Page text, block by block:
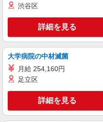
歓迎 ・認知
者研修 ・介
職業紹介
株式会社トラストグロース 新
介護老人保
一夜勤：
る
株式会社kotrio /●YK-H-1902082
渋谷区
詳細を見る
大学病院の中材滅菌
月給 254,160円
足立区
詳細を見る